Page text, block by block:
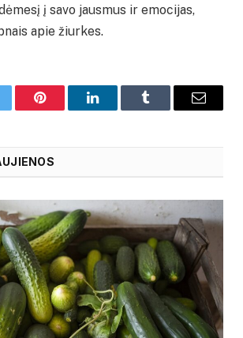
į savo jausmus ir emocijas,
apie žiurkes.
Pinterest LinkedInTumblr Email